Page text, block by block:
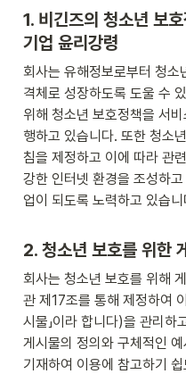
1. 비긴즈의 청소년 보
기업 윤리강령
회사는 유해정보로부터 청소
격체로 성장하도록 도울 수
위해 청소년 보호정책을 서비
행하고 있습니다. 또한 청소
침을 제정하고 이에 따라 관
강한 인터넷 환경을 조성하
업이 되도록 노력하고 있습니
2. 청소년 보호를 위한
회사는 청소년 보호를 위해
관 제17조를 통해 제정하여
시물」이라 합니다)을 관리
게시물의 정의와 구체적인
기재하여 이용에 참고하기